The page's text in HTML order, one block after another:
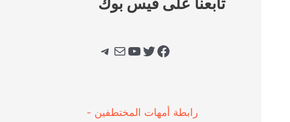
فيسبوك تويتر يوتيوببريد تيليجرام
‎رابطة أمهات المختطفين -